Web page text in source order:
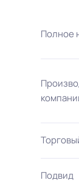
Полное
Подвид